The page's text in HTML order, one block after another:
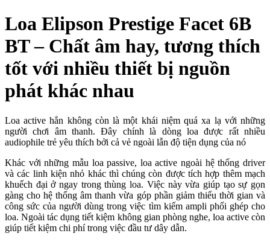
Loa Elipson Prestige Facet 6B
BT – Chất âm hay, tương thích
tốt với nhiều thiết bị nguồn
phát khác nhau
Loa active hẳn không còn là một khái niệm quá xa lạ với những
người chơi âm thanh. Đây chính là dòng loa được rất nhiều
audiophile trẻ yêu thích bởi cả vẻ ngoài lẫn độ tiện dụng của nó
Khác với những mẫu loa passive, loa active ngoài hệ thống driver
và các linh kiện nhỏ khác thì chúng còn được tích hợp thêm mạch
khuếch đại ở ngay trong thùng loa. Việc này vừa giúp tạo sự gọn
gàng cho hệ thống âm thanh vừa góp phần giảm thiểu thời gian và
công sức của người dùng trong việc tìm kiếm ampli phối ghép cho
loa. Ngoài tác dụng tiết kiệm không gian phòng nghe, loa active còn
giúp tiết kiệm chi phí trong việc đầu tư dây dẫn.